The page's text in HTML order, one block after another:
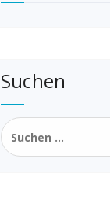
Suchen
Suchen
nach: